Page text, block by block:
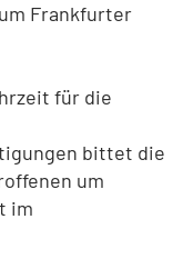
Frankfurter
für die
bittet die
um
im